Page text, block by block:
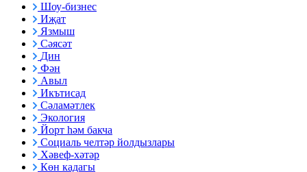
Шоу-бизнес
Иҗат
Язмыш
Сәясәт
Дин
Фән
Авыл
Икътисад
Сәламәтлек
Экология
Йорт һәм бакча
Социаль челтәр йолдызлары
Хәвеф-хәтәр
Көн кадагы